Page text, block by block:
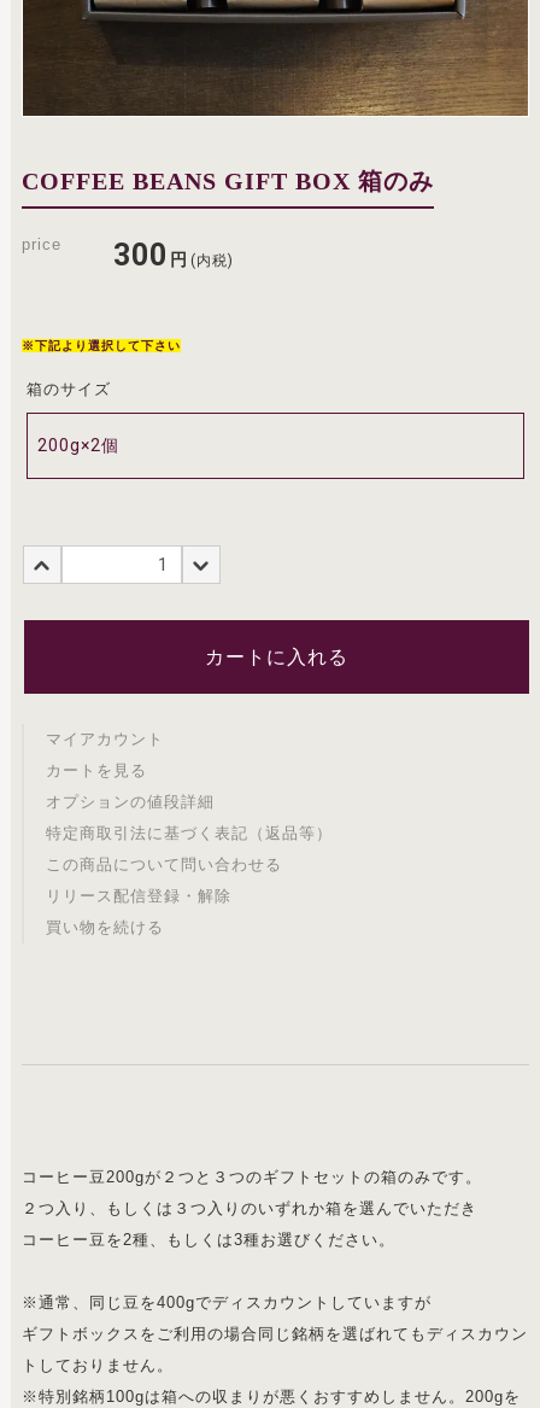
COFFEE BEANS GIFT BOX 箱のみ
price 300 円 (内税)
※下記より選択して下さい
箱のサイズ
カートに入れる
マイアカウント
カートを見る
オプションの値段詳細
特定商取引法に基づく表記（返品等）
この商品について問い合わせる
リリース配信登録・解除
買い物を続ける
コーヒー豆200gが２つと３つのギフトセットの箱のみです。
２つ入り、もしくは３つ入りのいずれか箱を選んでいただき
コーヒー豆を2種、もしくは3種お選びください。
※通常、同じ豆を400gでディスカウントしていますが
ギフトボックスをご利用の場合同じ銘柄を選ばれてもディスカウン
トしておりません。
※特別銘柄100gは箱への収まりが悪くおすすめしません。200gを